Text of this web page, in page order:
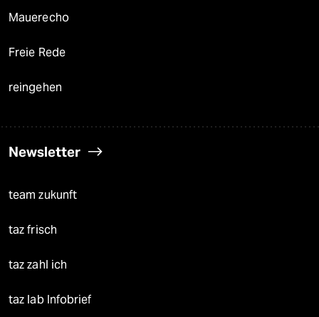
Mauerecho
Freie Rede
reingehen
Newsletter
team zukunft
taz frisch
taz zahl ich
taz lab Infobrief